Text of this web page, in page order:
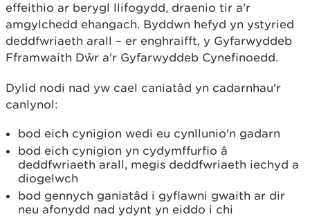
effeithio ar berygl llifogydd, draenio tir a'r
amgylchedd ehangach. Byddwn hefyd yn ystyried
deddfwriaeth arall – er enghraifft, y Gyfarwyddeb
Fframwaith Dŵr a'r Gyfarwyddeb Cynefinoedd.
Dylid nodi nad yw cael caniatâd yn cadarnhau'r
canlynol:
bod eich cynigion wedi eu cynllunio'n gadarn
bod eich cynigion yn cydymffurfio â
deddfwriaeth arall, megis deddfwriaeth iechyd a
diogelwch
bod gennych ganiatâd i gyflawni gwaith ar dir
neu afonydd nad ydynt yn eiddo i chi